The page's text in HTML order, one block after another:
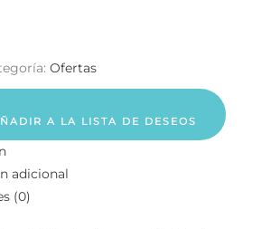
Ofertas
A LA LISTA DE DESEOS
adicional
(0)